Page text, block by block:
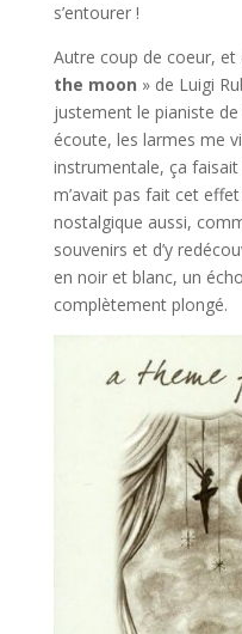
s’entourer !
Autre coup de coeur, et
the moon » de Luigi
justement le pianiste
écoute, les larmes me
instrumentale, ça faisait
m’avait pas fait cet
nostalgique aussi,
souvenirs et d’y
en noir et blanc, un
complètement plongé.